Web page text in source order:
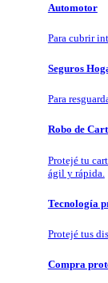
Automotor
Para cubrir
Seguros
Para
Robo de
Protejé tu
ágil y rápida.
Tecnología
Protejé tus
Compra